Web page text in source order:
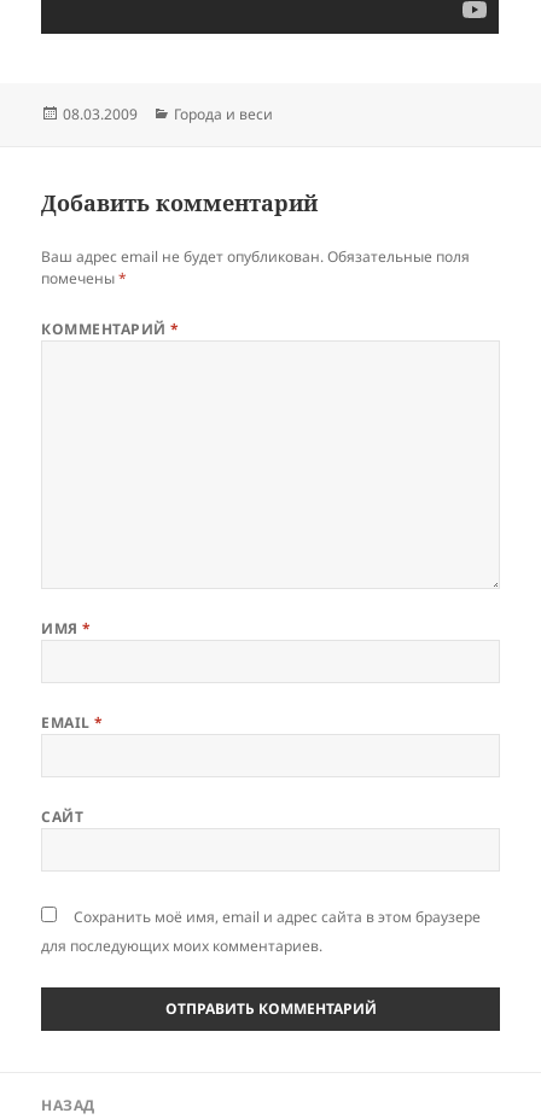
Опубликовано
08.03.2009 Рубрики
Города и веси
Добавить комментарий
Ваш адрес email не будет опубликован. Обязательные поля
помечены*
КОММЕНТАРИЙ*
ИМЯ*
EMAIL*
САЙТ
Сохранить моё имя, email и адрес сайта в этом браузере
для последующих моих комментариев.
НАЗАД